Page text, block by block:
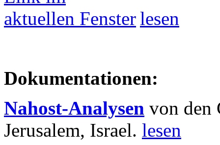
lesen
Dokumentationen:
Nahost-Analysen von den
Jerusalem, Israel. lesen